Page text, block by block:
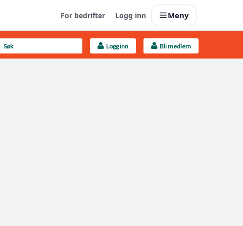
For bedrifter Logg inn Meny
Last opp selv Logg inn Bli medlem